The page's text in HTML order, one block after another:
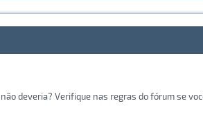
deveria? Verifique nas regras do fórum se